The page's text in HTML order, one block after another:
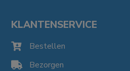
KLANTENSERVICE
 Bestellen
 Bezorgen